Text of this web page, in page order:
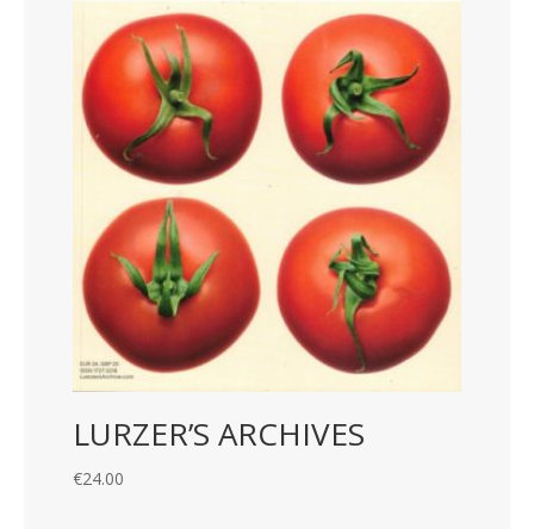
LURZER’S ARCHIVES
€24.00